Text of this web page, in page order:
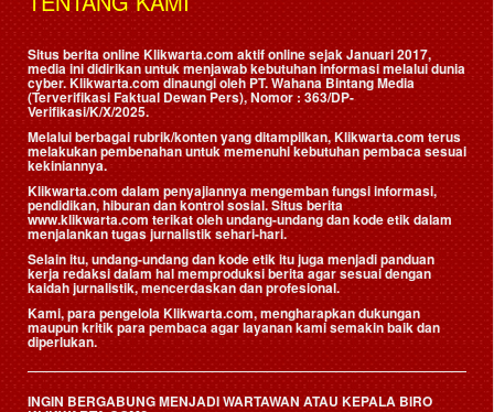
Situs berita online Klikwarta.com aktif online sejak Januari 2017,
media ini didirikan untuk menjawab kebutuhan informasi melalui dunia
cyber. Klikwarta.com dinaungi oleh PT. Wahana Bintang Media
(Terverifikasi Faktual Dewan Pers), Nomor : 363/DP-
Verifikasi/K/X/2025.
Melalui berbagai rubrik/konten yang ditampilkan, Klikwarta.com terus
melakukan pembenahan untuk memenuhi kebutuhan pembaca sesuai
kekiniannya.
Klikwarta.com dalam penyajiannya mengemban fungsi informasi,
pendidikan, hiburan dan kontrol sosial. Situs berita
www.klikwarta.com terikat oleh undang-undang dan kode etik dalam
menjalankan tugas jurnalistik sehari-hari.
Selain itu, undang-undang dan kode etik itu juga menjadi panduan
kerja redaksi dalam hal memproduksi berita agar sesuai dengan
kaidah jurnalistik, mencerdaskan dan profesional.
Kami, para pengelola Klikwarta.com, mengharapkan dukungan
maupun kritik para pembaca agar layanan kami semakin baik dan
diperlukan.
INGIN BERGABUNG MENJADI WARTAWAN ATAU KEPALA BIRO